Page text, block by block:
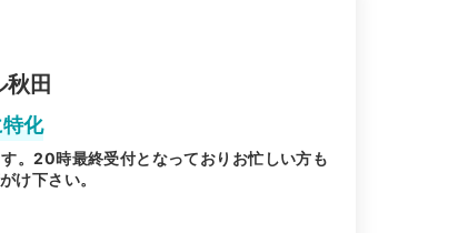
田
化
。20時最終受付となっておりお忙しい方も
け下さい。